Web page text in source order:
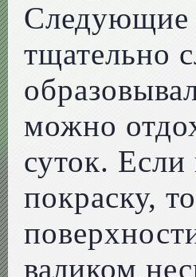
Следующие
тщательно
можно
суток.
покраску,
валиком